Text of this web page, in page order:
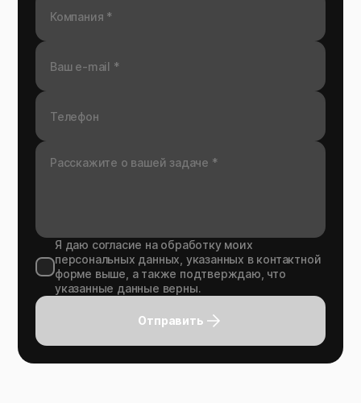
Я даю согласие на обработку моих
персональных данных, указанных в контактной
форме выше, а также подтверждаю, что
указанные данные верны.
Отправить